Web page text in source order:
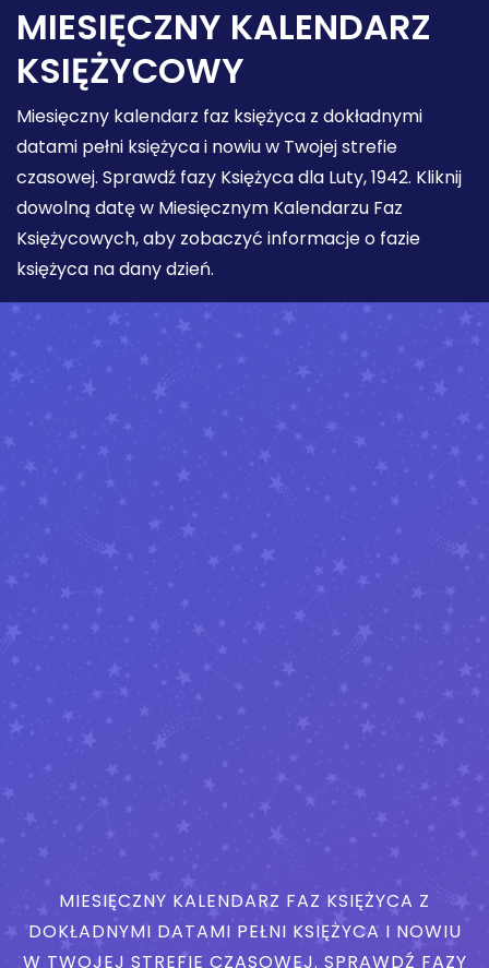
MIESIĘCZNY KALENDARZ
KSIĘŻYCOWY
Miesięczny kalendarz faz księżyca z dokładnymi
datami pełni księżyca i nowiu w Twojej strefie
czasowej. Sprawdź fazy Księżyca dla Luty, 1942. Kliknij
dowolną datę w Miesięcznym Kalendarzu Faz
Księżycowych, aby zobaczyć informacje o fazie
księżyca na dany dzień.
MIESIĘCZNY KALENDARZ FAZ KSIĘŻYCA Z
DOKŁADNYMI DATAMI PEŁNI KSIĘŻYCA I NOWIU
W TWOJEJ STREFIE CZASOWEJ. SPRAWDŹ FAZY